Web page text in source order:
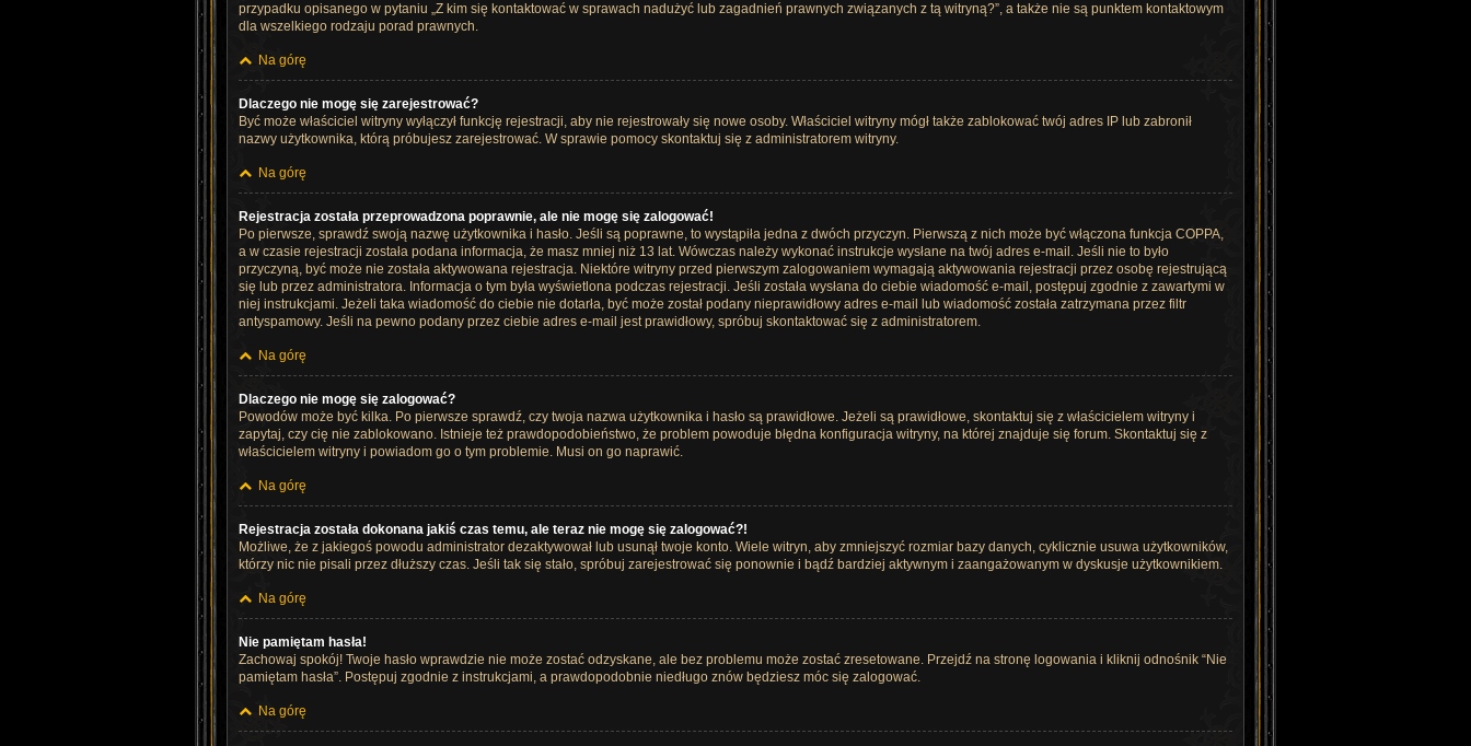
przypadku opisanego w pytaniu „Z kim się kontaktować w sprawach nadużyć lub zagadnień prawnych związanych z tą witryną?”, a także nie są punktem kontaktowym
dla wszelkiego rodzaju porad prawnych.
Na górę
Dlaczego nie mogę się zarejestrować?
Być może właściciel witryny wyłączył funkcję rejestracji, aby nie rejestrowały się nowe osoby. Właściciel witryny mógł także zablokować twój adres IP lub zabronił
nazwy użytkownika, którą próbujesz zarejestrować. W sprawie pomocy skontaktuj się z administratorem witryny.
Na górę
Rejestracja została przeprowadzona poprawnie, ale nie mogę się zalogować!
Po pierwsze, sprawdź swoją nazwę użytkownika i hasło. Jeśli są poprawne, to wystąpiła jedna z dwóch przyczyn. Pierwszą z nich może być włączona funkcja COPPA,
a w czasie rejestracji została podana informacja, że masz mniej niż 13 lat. Wówczas należy wykonać instrukcje wysłane na twój adres e-mail. Jeśli nie to było
przyczyną, być może nie została aktywowana rejestracja. Niektóre witryny przed pierwszym zalogowaniem wymagają aktywowania rejestracji przez osobę rejestrującą
się lub przez administratora. Informacja o tym była wyświetlona podczas rejestracji. Jeśli została wysłana do ciebie wiadomość e-mail, postępuj zgodnie z zawartymi w
niej instrukcjami. Jeżeli taka wiadomość do ciebie nie dotarła, być może został podany nieprawidłowy adres e-mail lub wiadomość została zatrzymana przez filtr
antyspamowy. Jeśli na pewno podany przez ciebie adres e-mail jest prawidłowy, spróbuj skontaktować się z administratorem.
Na górę
Dlaczego nie mogę się zalogować?
Powodów może być kilka. Po pierwsze sprawdź, czy twoja nazwa użytkownika i hasło są prawidłowe. Jeżeli są prawidłowe, skontaktuj się z właścicielem witryny i
zapytaj, czy cię nie zablokowano. Istnieje też prawdopodobieństwo, że problem powoduje błędna konfiguracja witryny, na której znajduje się forum. Skontaktuj się z
właścicielem witryny i powiadom go o tym problemie. Musi on go naprawić.
Na górę
Rejestracja została dokonana jakiś czas temu, ale teraz nie mogę się zalogować?!
Możliwe, że z jakiegoś powodu administrator dezaktywował lub usunął twoje konto. Wiele witryn, aby zmniejszyć rozmiar bazy danych, cyklicznie usuwa użytkowników,
którzy nic nie pisali przez dłuższy czas. Jeśli tak się stało, spróbuj zarejestrować się ponownie i bądź bardziej aktywnym i zaangażowanym w dyskusje użytkownikiem.
Na górę
Nie pamiętam hasła!
Zachowaj spokój! Twoje hasło wprawdzie nie może zostać odzyskane, ale bez problemu może zostać zresetowane. Przejdź na stronę logowania i kliknij odnośnik “Nie
pamiętam hasła”. Postępuj zgodnie z instrukcjami, a prawdopodobnie niedługo znów będziesz móc się zalogować.
Na górę